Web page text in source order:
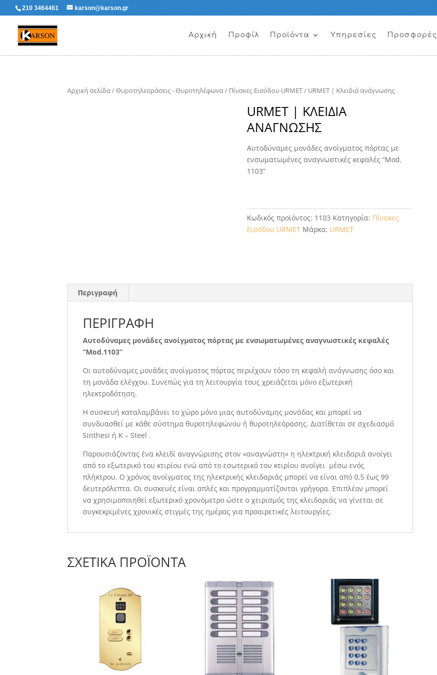
210 3464461 karson@karson.gr
Αρχική Προφίλ Προϊόντα Υπηρεσίες Προσφορές
Αρχική σελίδα/Θυροτηλεοράσεις - Θυροτηλέφωνα/ Πίνακες Εισόδου URMET/ URMET | Κλειδιά ανάγνωσης
URMET | ΚΛΕΙΔΙΆ
ΑΝΆΓΝΩΣΗΣ
Αυτοδύναμες μονάδες ανοίγματος πόρτας με
ενσωματωμένες αναγνωστικές κεφαλές “Μοd.
1103”
Κωδικός προϊόντος: 1103 Κατηγορία: Πίνακες
Εισόδου URMET Μάρκα: URMET
Περιγραφή
ΠΕΡΙΓΡΑΦΉ
Αυτοδύναμες μονάδες ανοίγματος πόρτας με ενσωματωμένες αναγνωστικές κεφαλές
“Μοd.1103”
Οι αυτοδύναμες μονάδες ανοίγματος πόρτας περιέχουν τόσο τη κεφαλή ανάγνωσης όσο και
τη μονάδα ελέγχου. Συνεπώς για τη λειτουργία τους χρειάζεται μόνο εξωτερική
ηλεκτροδότηση.
Η συσκευή καταλαμβάνει το χώρο μόνο μιας αυτοδύναμης μονάδας και μπορεί να
συνδυασθεί με κάθε σύστημα θυροτηλεφώνου ή θυροτηλεόρασης. Διατίθεται σε σχεδιασμό
Sinthesi ή K – Steel .
Παρουσιάζοντας ένα κλειδί αναγνώρισης στον «αναγνώστη» η ηλεκτρική κλειδαριά ανοίγει
από το εξωτερικό του κτιρίου ενώ από το εσωτερικό του κτιρίου ανοίγει μέσω ενός
πλήκτρου. Ο χρόνος ανοίγματος της ηλεκτρικής κλειδαριάς μπορεί να είναι από 0,5 έως 99
δευτερόλεπτα. Οι συσκευές είναι απλές και προγραμματίζονται γρήγορα. Επιπλέον μπορεί
να χρησιμοποιηθεί εξωτερικό χρονόμετρο ώστε ο χειρισμός της κλειδαριάς να γίνεται σε
συγκεκριμένες χρονικές στιγμές της ημέρας για προαιρετικές λειτουργίες.
ΣΧΕΤΙΚΆ ΠΡΟΪΌΝΤΑ